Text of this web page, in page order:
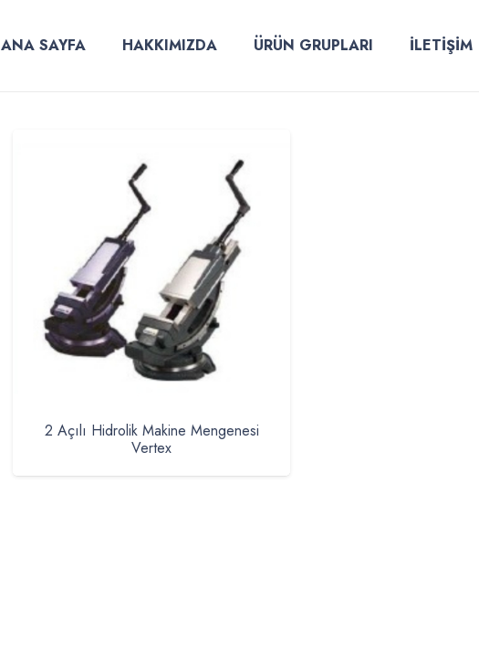
ANA SAYFA HAKKIMIZDA ÜRÜN GRUPLARI İLETİŞİM
2 Açılı Hidrolik Makine Mengenesi
Vertex